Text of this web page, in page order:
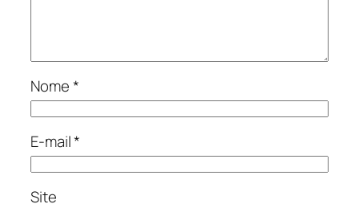
Nome*
E-mail*
Site